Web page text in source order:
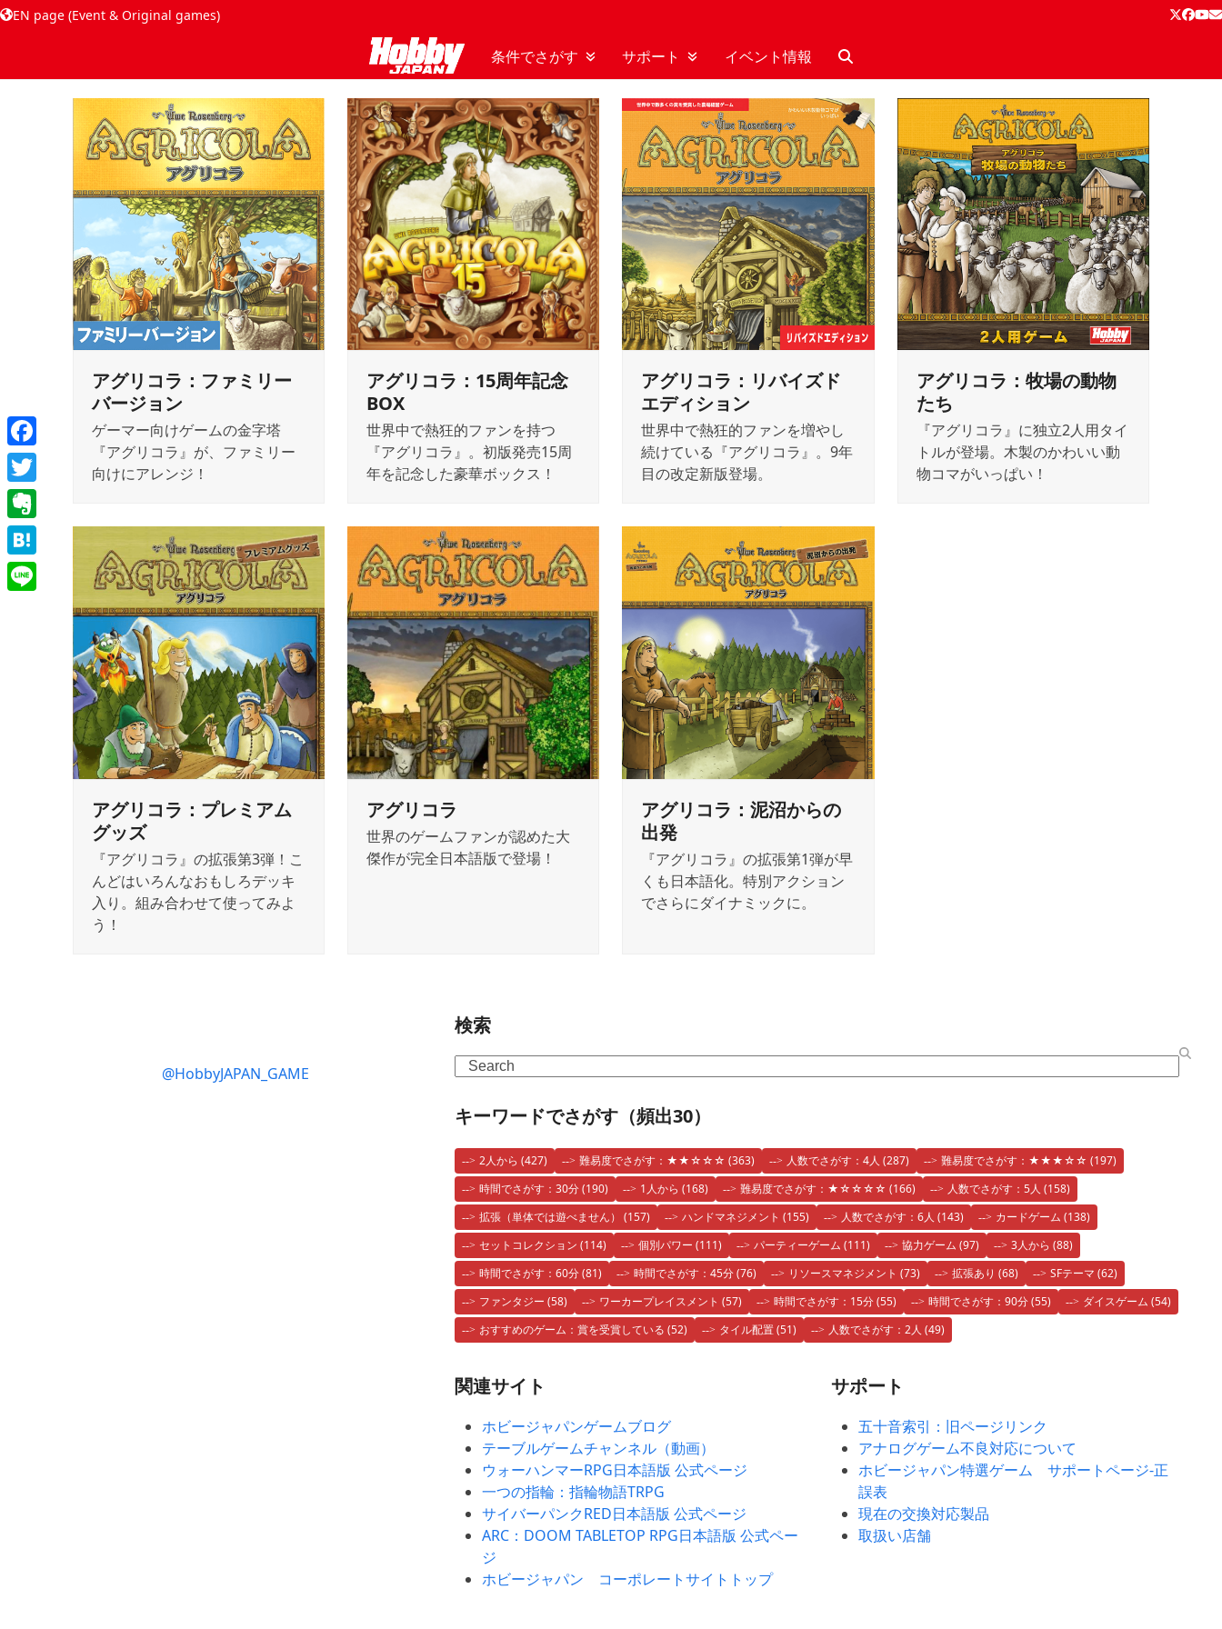
EN page (Event & Original games) Twitter
条件でさがす サポート イベント情報
アグリコラ：ファミリー
バージョン
ゲーマー向けゲームの金字塔
『アグリコラ』が、ファミリー
向けにアレンジ！
アグリコラ：15周年記念
BOX
世界中で熱狂的ファンを持つ
『アグリコラ』。初版発売15周
年を記念した豪華ボックス！
アグリコラ：リバイズド
エディション
世界中で熱狂的ファンを増やし
続けている『アグリコラ』。9年
目の改定新版登場。
アグリコラ：牧場の動物
たち
『アグリコラ』に独立2人用タイ
トルが登場。木製のかわいい動
物コマがいっぱい！
アグリコラ：プレミアム
グッズ
『アグリコラ』の拡張第3弾！こ
んどはいろんなおもしろデッキ
入り。組み合わせて使ってみよ
う！
アグリコラ
世界のゲームファンが認めた大
傑作が完全日本語版で登場！
アグリコラ：泥沼からの
出発
『アグリコラ』の拡張第1弾が早
くも日本語化。特別アクション
でさらにダイナミックに。
@HobbyJAPAN_GAME
検索
Search
キーワードでさがす（頻出30）
2人から (427) 難易度でさがす：★★☆☆☆ (363) 人数でさがす：4人 (287) 難易度でさがす：★★★☆☆ (197)
時間でさがす：30分(190) 1人から (168) 難易度でさがす：★☆☆☆☆ (166) 人数でさがす：5人 (158)
拡張（単体では遊べません） (157) ハンドマネジメント (155) 人数でさがす：6人 (143) カードゲーム (138)
セットコレクション (114) 個別パワー (111) パーティーゲーム (111) 協力ゲーム (97) 3人から (88)
時間でさがす：60分(81) 時間でさがす：45分(76) リソースマネジメント (73) 拡張あり (68) SFテーマ (62)
ファンタジー (58) ワーカープレイスメント (57) 時間でさがす：15分(55) 時間でさがす：90分(55) ダイスゲーム (54)
おすすめのゲーム：賞を受賞している (52) タイル配置(51) 人数でさがす：2人 (49)
関連サイト
ホビージャパンゲームブログ
テーブルゲームチャンネル（動画）
ウォーハンマーRPG日本語版 公式ページ
一つの指輪：指輪物語TRPG
サイバーパンクRED日本語版 公式ページ
ARC：DOOM TABLETOP RPG日本語版 公式ペー
ジ
ホビージャパン コーポレートサイトトップ
サポート
五十音索引：旧ページリンク
アナログゲーム不良対応について
ホビージャパン特選ゲーム サポートページ-正
誤表
現在の交換対応製品
取扱い店舗
Facebook
Twitter
Evernote
Hatena